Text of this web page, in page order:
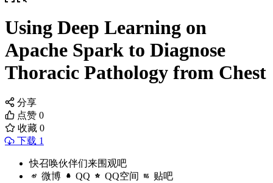
Using Deep Learning on
Apache Spark to Diagnose
Thoracic Pathology from Chest
分享
点赞 0
收藏 0
下载 1
快召唤伙伴们来围观吧
微博 QQ QQ空间 贴吧